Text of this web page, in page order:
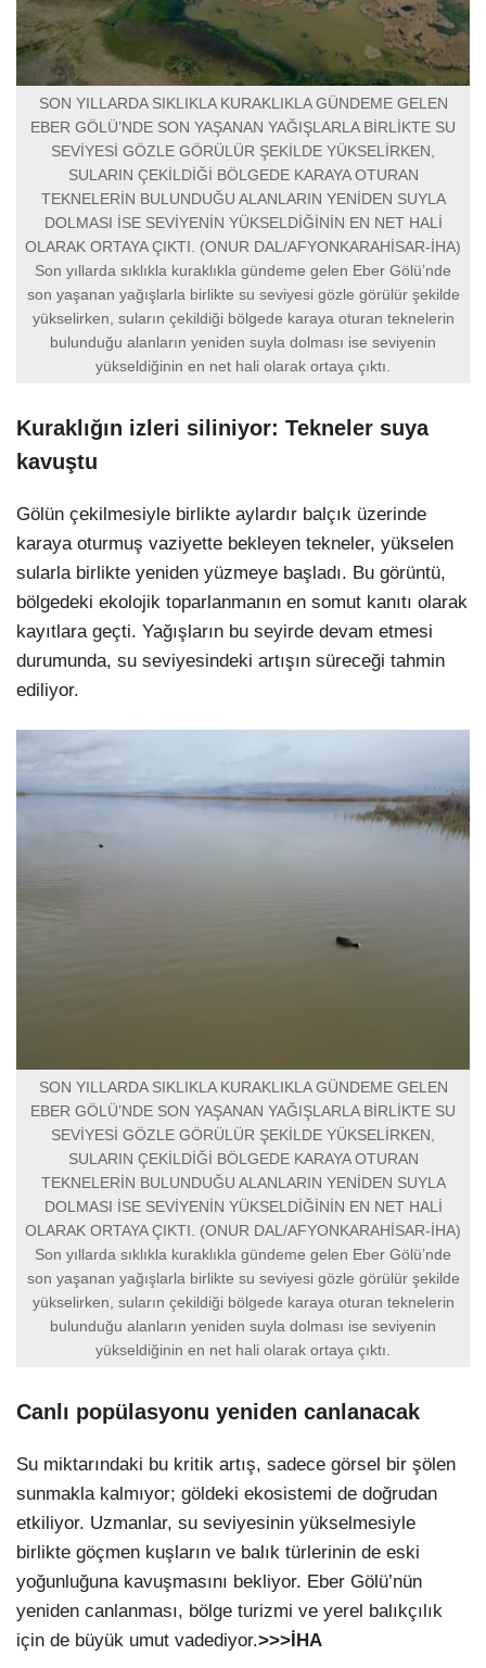
SON YILLARDA SIKLIKLA KURAKLIKLA GÜNDEME GELEN
EBER GÖLÜ’NDE SON YAŞANAN YAĞIŞLARLA BİRLİKTE SU
SEVİYESİ GÖZLE GÖRÜLÜR ŞEKİLDE YÜKSELİRKEN,
SULARIN ÇEKİLDİĞİ BÖLGEDE KARAYA OTURAN
TEKNELERİN BULUNDUĞU ALANLARIN YENİDEN SUYLA
DOLMASI İSE SEVİYENİN YÜKSELDİĞİNİN EN NET HALİ
OLARAK ORTAYA ÇIKTI. (ONUR DAL/AFYONKARAHİSAR-İHA)
Son yıllarda sıklıkla kuraklıkla gündeme gelen Eber Gölü’nde
son yaşanan yağışlarla birlikte su seviyesi gözle görülür şekilde
yükselirken, suların çekildiği bölgede karaya oturan teknelerin
bulunduğu alanların yeniden suyla dolması ise seviyenin
yükseldiğinin en net hali olarak ortaya çıktı.
Kuraklığın izleri siliniyor: Tekneler suya
kavuştu
Gölün çekilmesiyle birlikte aylardır balçık üzerinde
karaya oturmuş vaziyette bekleyen tekneler, yükselen
sularla birlikte yeniden yüzmeye başladı. Bu görüntü,
bölgedeki ekolojik toparlanmanın en somut kanıtı olarak
kayıtlara geçti. Yağışların bu seyirde devam etmesi
durumunda, su seviyesindeki artışın süreceği tahmin
ediliyor.
SON YILLARDA SIKLIKLA KURAKLIKLA GÜNDEME GELEN
EBER GÖLÜ’NDE SON YAŞANAN YAĞIŞLARLA BİRLİKTE SU
SEVİYESİ GÖZLE GÖRÜLÜR ŞEKİLDE YÜKSELİRKEN,
SULARIN ÇEKİLDİĞİ BÖLGEDE KARAYA OTURAN
TEKNELERİN BULUNDUĞU ALANLARIN YENİDEN SUYLA
DOLMASI İSE SEVİYENİN YÜKSELDİĞİNİN EN NET HALİ
OLARAK ORTAYA ÇIKTI. (ONUR DAL/AFYONKARAHİSAR-İHA)
Son yıllarda sıklıkla kuraklıkla gündeme gelen Eber Gölü’nde
son yaşanan yağışlarla birlikte su seviyesi gözle görülür şekilde
yükselirken, suların çekildiği bölgede karaya oturan teknelerin
bulunduğu alanların yeniden suyla dolması ise seviyenin
yükseldiğinin en net hali olarak ortaya çıktı.
Canlı popülasyonu yeniden canlanacak
Su miktarındaki bu kritik artış, sadece görsel bir şölen
sunmakla kalmıyor; göldeki ekosistemi de doğrudan
etkiliyor. Uzmanlar, su seviyesinin yükselmesiyle
birlikte göçmen kuşların ve balık türlerinin de eski
yoğunluğuna kavuşmasını bekliyor. Eber Gölü’nün
yeniden canlanması, bölge turizmi ve yerel balıkçılık
için de büyük umut vadediyor.>>>İHA